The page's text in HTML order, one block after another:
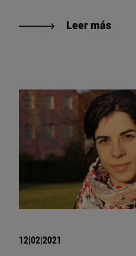
Leer más
12|02|2021